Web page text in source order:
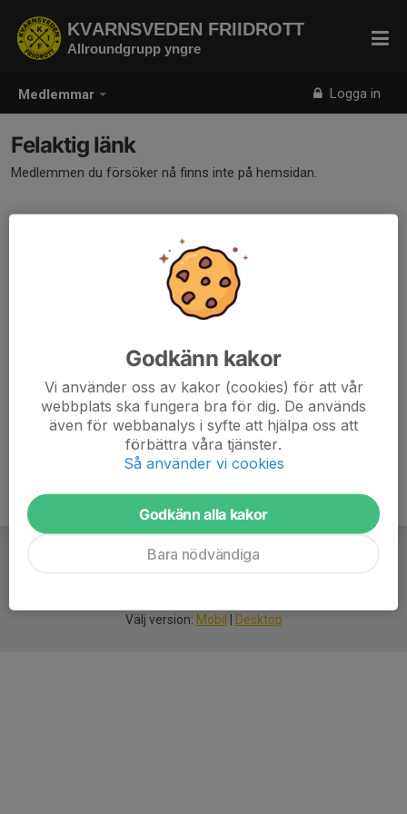
Medlemmar Logga in
KVARNSVEDEN FRIIDROTT
Allroundgrupp yngre
Felaktig länk
Medlemmen du försöker nå finns inte på hemsidan.
Välj version: Mobil Desktop
Godkänn kakor
Vi använder oss av kakor (cookies) för att vår
webbplats ska fungera bra för dig. De används
även för webbanalys i syfte att hjälpa oss att
förbättra våra tjänster.
Så använder vi cookies
Godkänn alla kakor
Bara nödvändiga